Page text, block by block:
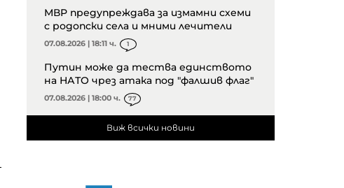
МВР предупреждава за измамни схеми
с родопски села и мними лечители
07.08.2026 | 18:11 ч. 1
Путин може да тества единството
на НАТО чрез атака под "фалшив флаг"
07.08.2026 | 18:00 ч. 77
Виж всички новини